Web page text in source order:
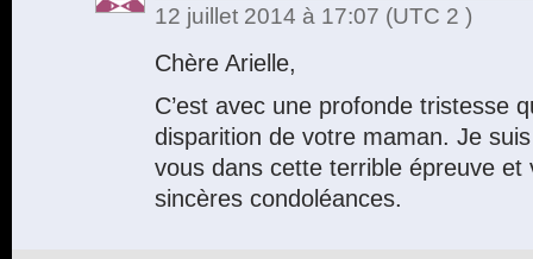
12 juillet 2014 à 17:07 (UTC 2 )
Chère Arielle,
C’est avec une profonde tristesse
disparition de votre maman. Je
vous dans cette terrible épreuve et
sincères condoléances.